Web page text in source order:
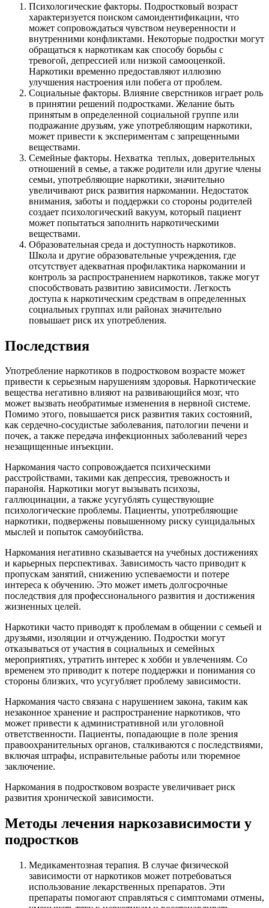
Психологические факторы. Подростковый возраст
характеризуется поиском самоидентификации, что
может сопровождаться чувством неуверенности и
внутренними конфликтами. Некоторые подростки могут
обращаться к наркотикам как способу борьбы с
тревогой, депрессией или низкой самооценкой.
Наркотики временно предоставляют иллюзию
улучшения настроения или побега от проблем.
Социальные факторы. Влияние сверстников играет роль
в принятии решений подростками. Желание быть
принятым в определенной социальной группе или
подражание друзьям, уже употребляющим наркотики,
может привести к экспериментам с запрещенными
веществами.
Семейные факторы. Нехватка теплых, доверительных
отношений в семье, а также родители или другие члены
семьи, употребляющие наркотики, значительно
увеличивают риск развития наркомании. Недостаток
внимания, заботы и поддержки со стороны родителей
создает психологический вакуум, который пациент
может попытаться заполнить наркотическими
веществами.
Образовательная среда и доступность наркотиков.
Школа и другие образовательные учреждения, где
отсутствует адекватная профилактика наркомании и
контроль за распространением наркотиков, также могут
способствовать развитию зависимости. Легкость
доступа к наркотическим средствам в определенных
социальных группах или районах значительно
повышает риск их употребления.
Последствия
Употребление наркотиков в подростковом возрасте может
привести к серьезным нарушениям здоровья. Наркотические
вещества негативно влияют на развивающийся мозг, что
может вызвать необратимые изменения в нервной системе.
Помимо этого, повышается риск развития таких состояний,
как сердечно-сосудистые заболевания, патологии печени и
почек, а также передача инфекционных заболеваний через
незащищенные инъекции.
Наркомания часто сопровождается психическими
расстройствами, такими как депрессия, тревожность и
паранойя. Наркотики могут вызывать психозы,
галлюцинации, а также усугублять существующие
психологические проблемы. Пациенты, употребляющие
наркотики, подвержены повышенному риску суицидальных
мыслей и попыток самоубийства.
Наркомания негативно сказывается на учебных достижениях
и карьерных перспективах. Зависимость часто приводит к
пропускам занятий, снижению успеваемости и потере
интереса к обучению. Это может иметь долгосрочные
последствия для профессионального развития и достижения
жизненных целей.
Наркотики часто приводят к проблемам в общении с семьей и
друзьями, изоляции и отчуждению. Подростки могут
отказываться от участия в социальных и семейных
мероприятиях, утратить интерес к хобби и увлечениям. Со
временем это приводит к потере поддержки и понимания со
стороны близких, что усугубляет проблему зависимости.
Наркомания часто связана с нарушением закона, таким как
незаконное хранение и распространение наркотиков, что
может привести к административной или уголовной
ответственности. Пациенты, попадающие в поле зрения
правоохранительных органов, сталкиваются с последствиями,
включая штрафы, исправительные работы или тюремное
заключение.
Наркомания в подростковом возрасте увеличивает риск
развития хронической зависимости.
Методы лечения наркозависимости у
подростков
Медикаментозная терапия. В случае физической
зависимости от наркотиков может потребоваться
использование лекарственных препаратов. Эти
препараты помогают справляться с симптомами отмены,